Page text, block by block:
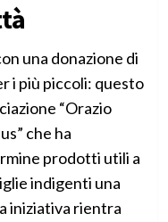
una donazione di
i più piccoli: questo
“Orazio
che ha
prodotti utili a
indigenti una
iniziativa rientra